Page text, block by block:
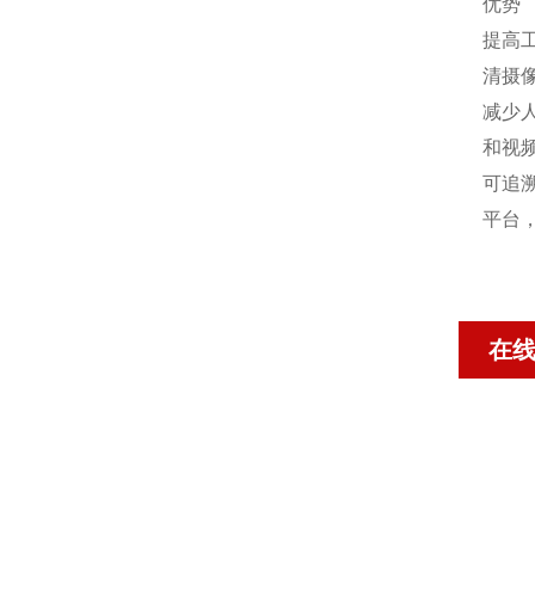
优势
提高
清摄
减少
和视
可追
平台
在